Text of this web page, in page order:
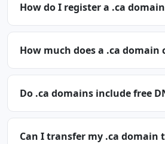
How do I register a .ca
How much does a .ca domain
Do .ca domains include free
Can I transfer my .ca domain